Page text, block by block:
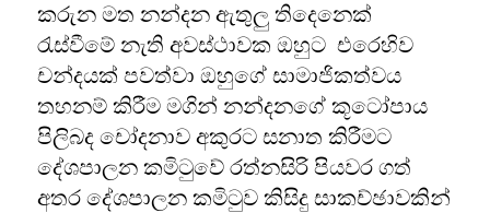
කරුන මත නන්දන ඇතුලු තිදෙනෙක්
රැස්වීමේ නැති අවස්ථාවක ඔහුට එරෙහිව
චන්දයක් පවත්වා ඔහුගේ සාමාජිකත්වය
තහනම් කිරීම මගින් නන්දනගේ කූටෝපාය
පිලිබද චෝදනාව අකුරට සනාත කිරීමට
දේශපාලන කමිටුවේ රත්නසිරි පියවර ගත්
අතර දේශපාලන කමිටුව කිසිදු සාකච්ඡාවකින්